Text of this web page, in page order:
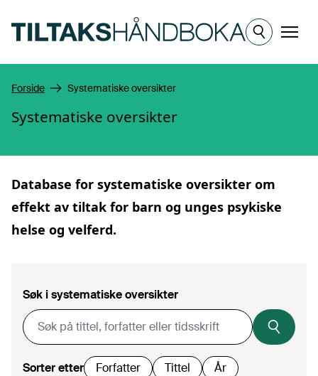
Meny
Forside Systematiske oversikter
Systematiske oversikter
Database for systematiske oversikter om
effekt av tiltak for barn og unges psykiske
helse og velferd.
Søk i systematiske oversikter
Sorter etter Forfatter Tittel År